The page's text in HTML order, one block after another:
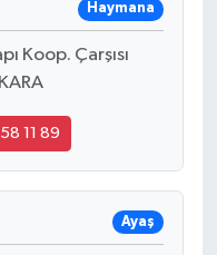
Haymana
Koop. Çarşısı
11 89
Ayaş